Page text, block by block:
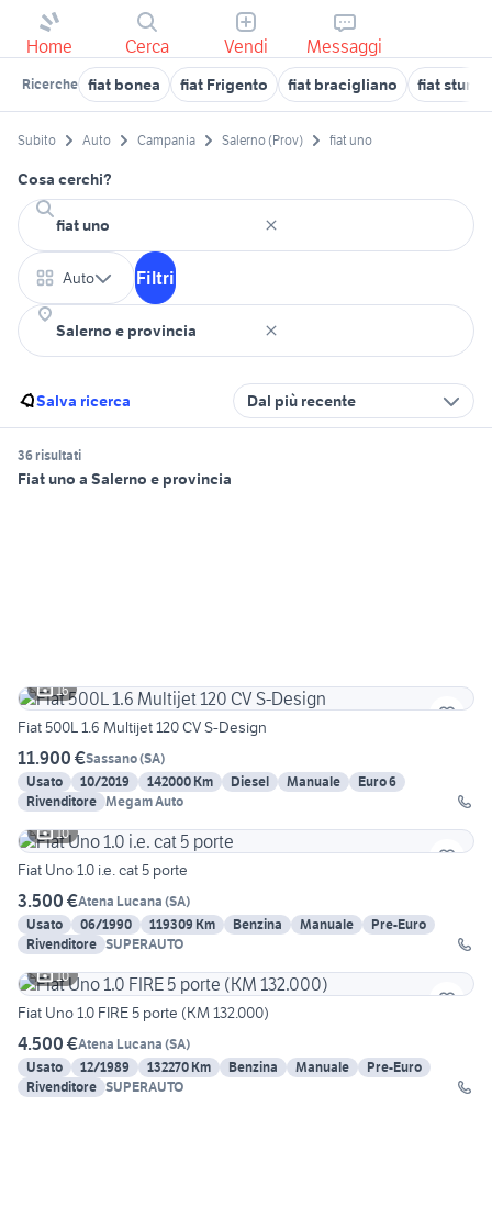
Home Cerca Vendi Messaggi
Ricerche fiat bonea fiat Frigento fiat bracigliano fiat sturno
Subito Auto Campania Salerno (Prov) fiat uno
Cosa cerchi?
Auto Filtri
Salva ricerca Dal più recente
36 risultati
Fiat uno a Salerno e provincia
16
Fiat 500L 1.6 Multijet 120 CV S-Design
11.900 €Sassano(SA)
Usato
10/2019 142000 Km Diesel Manuale
Euro 6
Rivenditore Megam Auto
10
Fiat Uno 1.0 i.e. cat 5 porte
3.500 €Atena Lucana (SA)
Usato
06/1990 119309 Km Benzina Manuale
Pre-Euro
Rivenditore SUPERAUTO
10
Fiat Uno 1.0 FIRE 5 porte (KM 132.000)
4.500 €Atena Lucana (SA)
Usato
12/1989 132270 Km Benzina Manuale
Pre-Euro
Rivenditore SUPERAUTO